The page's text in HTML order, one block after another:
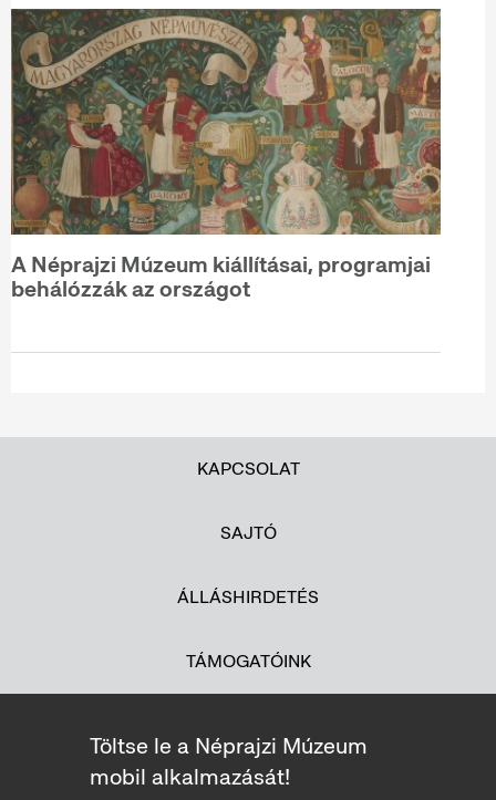
A Néprajzi Múzeum kiállításai, programjai
behálózzák az országot
KAPCSOLAT
SAJTÓ
ÁLLÁSHIRDETÉS
TÁMOGATÓINK
Töltse le a Néprajzi Múzeum
mobil alkalmazását!